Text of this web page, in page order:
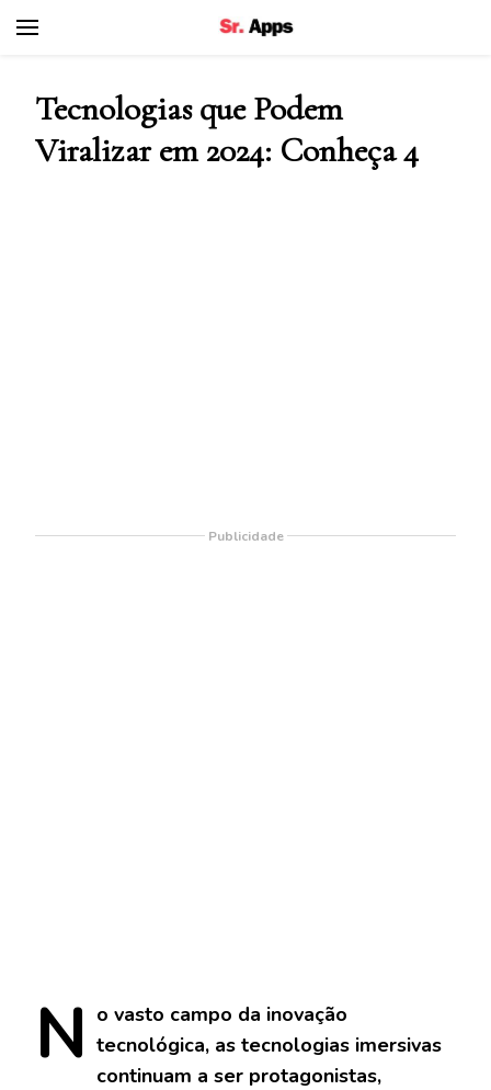
Tecnologias que Podem
Viralizar em 2024: Conheça 4
Publicidade
N o vasto campo da inovação
tecnológica, as tecnologias imersivas
continuam a ser protagonistas,